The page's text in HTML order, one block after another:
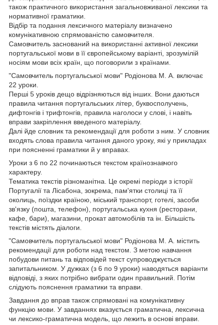
також практичного використання загальновживаної лексики та
нормативної граматики.
Відбір та подання лексичного матеріалу визначено
комунікативною спрямованістю самовчителя.
Самовчитель заснований на використанні активної лексики
португальської мови в її європейському варіанті, зрозумілій
носіям мови всіх країн, що поговорили з країнами.
"Самовчитель португальської мови" Родіонова М. А. включає
22 уроки.
Перші 5 уроків дещо відрізняються від інших. Вони даються
правила читання португальських літер, буквосполучень,
дифтонгів і трифтонгів, правила наголоси у слові, і навіть
вправи закріплення введеного матеріалу.
Далі йде словник та рекомендації для роботи з ним. У словник
входять слова правила читання даного уроку, які у прикладах
при поясненні граматики й у вправах.
Уроки з 6 по 22 починаються текстом країнознавчого
характеру.
Тематика текстів різноманітна. Це окремі періоди з історії
Португалії та Лісабона, зокрема, пам'ятки столиці та її
околиць, поїздки країною, міський транспорт, готелі, засоби
зв'язку (пошта, телефон), португальська кухня (ресторани,
кафе, бари), магазини, прокат автомобілів та ін. Більшість
текстів містять діалоги.
"Самовчитель португальської мови" Родіонова М. А. містить
рекомендації для роботи над текстом. З метою навчання
побудови питань та відповідей текст супроводжується
запитальником. У дужках (з 6 по 9 уроки) наводяться варіанти
відповіді, з яких потрібно вибрати один правильний. Потім
слідують пояснення граматики та вправи.
Завдання до вправ також спрямовані на комунікативну
функцію мови. У завданнях вказується граматична, лексична
чи лексико-граматична модель, що лежить в основі вправи.